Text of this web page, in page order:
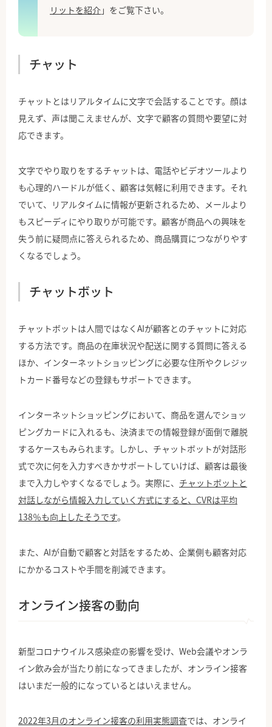
リットを紹介 」をご覧下さい。
チャット
チャットとはリアルタイムに文字で会話することです。顔は
見えず、声は聞こえませんが、文字で顧客の質問や要望に対
応できます。
文字でやり取りをするチャットは、電話やビデオツールより
も心理的ハードルが低く、顧客は気軽に利用できます。それ
でいて、リアルタイムに情報が更新されるため、メールより
もスピーディにやり取りが可能です。顧客が商品への興味を
失う前に疑問点に答えられるため、商品購買につながりやす
くなるでしょう。
チャットボット
チャットボットは人間ではなくAIが顧客とのチャットに対応
する方法です。商品の在庫状況や配送に関する質問に答える
ほか、インターネットショッピングに必要な住所やクレジッ
トカード番号などの登録もサポートできます。
インターネットショッピングにおいて、商品を選んでショッ
ピングカードに入れるも、決済までの情報登録が面倒で離脱
するケースもみられます。しかし、チャットボットが対話形
式で次に何を入力すべきかサポートしていけば、顧客は最後
まで入力しやすくなるでしょう。実際に、 チャットボットと
対話しながら情報入力していく方式にすると、CVRは平均
138％も向上したそうです。
また、AIが自動で顧客と対話をするため、企業側も顧客対応
にかかるコストや手間を削減できます。
オンライン接客の動向
新型コロナウイルス感染症の影響を受け、Web会議やオンラ
イン飲み会が当たり前になってきましたが、オンライン接客
はいまだ一般的になっているとはいえません。
2022年3月のオンライン接客の利用実態調査では、オンライ